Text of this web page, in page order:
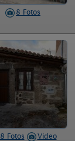
8 Fotos
8 Fotos Video